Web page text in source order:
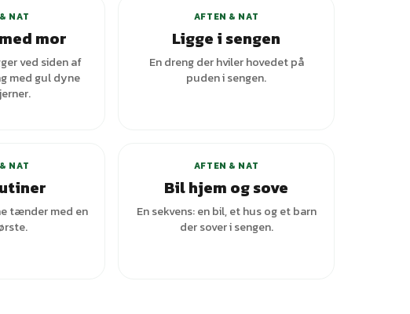
NAT
mor
ved siden af
med gul dyne
AFTEN & NAT
Ligge i sengen
En dreng der hviler hovedet på
puden i sengen.
NAT
tænder med en
AFTEN & NAT
Bil hjem og sove
En sekvens: en bil, et hus og et barn
der sover i sengen.